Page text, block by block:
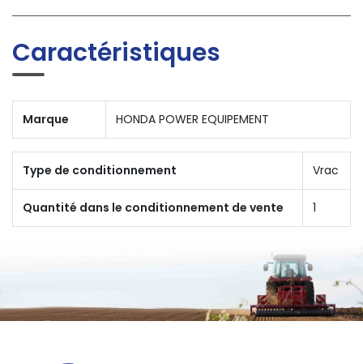
Caractéristiques
Marque HONDA POWER EQUIPEMENT
Type de conditionnement Vrac
Quantité dans le conditionnement de vente 1